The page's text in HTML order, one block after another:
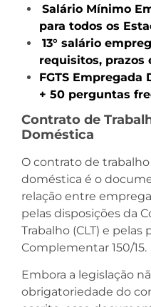
Salário Mínimo
para todos os
13° salário
requisitos, prazos
FGTS Empregada
+ 50 perguntas
Contrato de
Doméstica
O contrato de
doméstica é o
relação entre
pelas disposições da
Trabalho (CLT) e
Complementar 150/15.
Embora a legislação
obrigatoriedade do